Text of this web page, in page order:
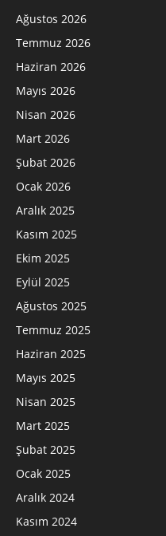
Ağustos 2026
Temmuz 2026
Haziran 2026
Mayıs 2026
Nisan 2026
Mart 2026
Şubat 2026
Ocak 2026
Aralık 2025
Kasım 2025
Ekim 2025
Eylül 2025
Ağustos 2025
Temmuz 2025
Haziran 2025
Mayıs 2025
Nisan 2025
Mart 2025
Şubat 2025
Ocak 2025
Aralık 2024
Kasım 2024